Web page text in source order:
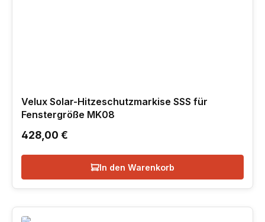
Velux Solar-Hitzeschutzmarkise SSS für
Fenstergröße MK08
Regulärer Preis:
428,00 €
In den Warenkorb